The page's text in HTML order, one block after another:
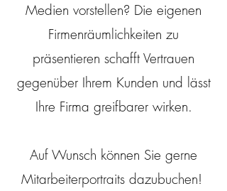
Medien vorstellen? Die eigenen
Firmenräumlichkeiten zu
präsentieren schafft Vertrauen
gegenüber Ihrem Kunden und lässt
Ihre Firma greifbarer wirken.
Auf Wunsch können Sie gerne
Mitarbeiterportraits dazubuchen!